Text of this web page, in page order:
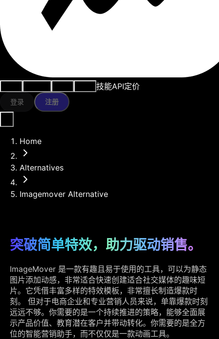
技能API定价
登录 注册
Home
Alternatives
Imagemover Alternative
突破简单特效，助力驱动销售。
ImageMover 是一款有趣且易于使用的工具，可以为静态
图片添加动感，非常适合快速创建适合社交媒体的趣味短
片。它凭借丰富多样的特效模板，非常擅长制造爆款时
刻。 但对于电商企业和专业营销人员来说，单靠爆款时刻
远远不够。你需要的是一个持续推进的策略，能够全面展
示产品价值、教育潜在客户并带动转化。你需要的是全方
位的智能营销助手，而不仅仅是一款动画工具。